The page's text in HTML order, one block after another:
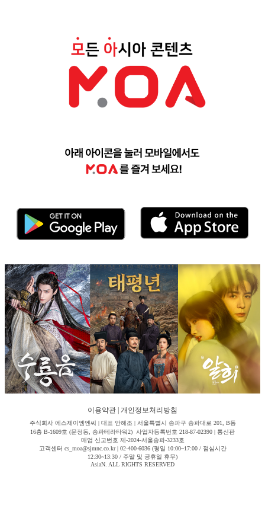
이용약관 개인정보처리방침
주식회사 에스제이엠엔씨 | 대표 안해조 | 서울특별시 송파구 송파대로 201, B동
16층 B-1609호 (문정동, 송파테라타워2) 사업자등록번호 218-87-02390 | 통신판
매업 신고번호 제-2024-서울송파-3233호
고객센터 cs_moa@sjmnc.co.kr | 02-400-6036 (평일 10:00~17:00 / 점심시간
12:30~13:30 / 주말 및 공휴일 휴무)
AsiaN. ALL RIGHTS RESERVED